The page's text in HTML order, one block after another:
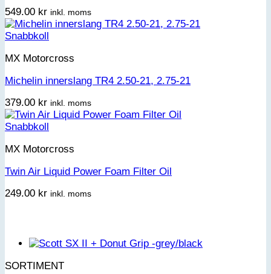
549.00 kr inkl. moms
Snabbkoll
MX Motorcross
Michelin innerslang TR4 2.50-21, 2.75-21
379.00 kr inkl. moms
Snabbkoll
MX Motorcross
Twin Air Liquid Power Foam Filter Oil
249.00 kr inkl. moms
SORTIMENT